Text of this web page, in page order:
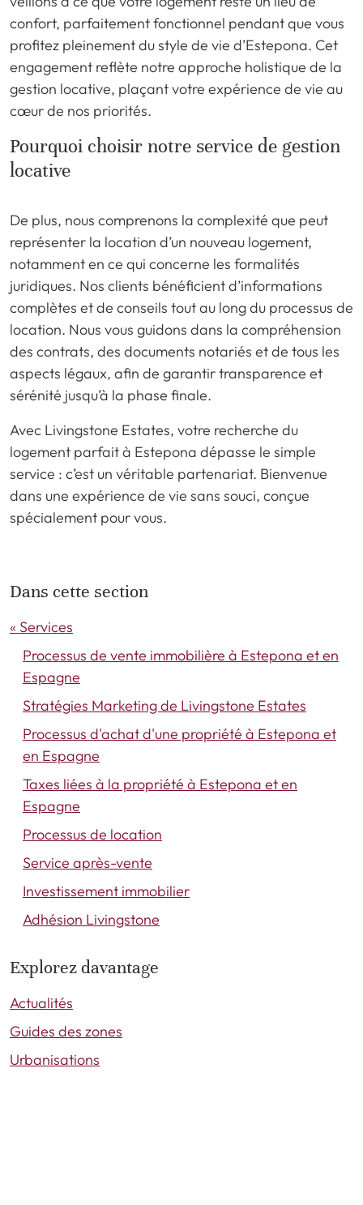
confort, parfaitement fonctionnel pendant que vous
profitez pleinement du style de vie d’Estepona. Cet
engagement reflète notre approche holistique de la
gestion locative, plaçant votre expérience de vie au
cœur de nos priorités.
Pourquoi choisir notre service de gestion
locative
De plus, nous comprenons la complexité que peut
représenter la location d’un nouveau logement,
notamment en ce qui concerne les formalités
juridiques. Nos clients bénéficient d’informations
complètes et de conseils tout au long du processus de
location. Nous vous guidons dans la compréhension
des contrats, des documents notariés et de tous les
aspects légaux, afin de garantir transparence et
sérénité jusqu’à la phase finale.
Avec Livingstone Estates, votre recherche du
logement parfait à Estepona dépasse le simple
service : c’est un véritable partenariat. Bienvenue
dans une expérience de vie sans souci, conçue
spécialement pour vous.
Dans cette section
« Services
Processus de vente immobilière à Estepona et en
Espagne
Stratégies Marketing de Livingstone Estates
Processus d'achat d'une propriété à Estepona et
en Espagne
Taxes liées à la propriété à Estepona et en
Espagne
Processus de location
Service après-vente
Investissement immobilier
Adhésion Livingstone
Explorez davantage
Actualités
Guides des zones
Urbanisations